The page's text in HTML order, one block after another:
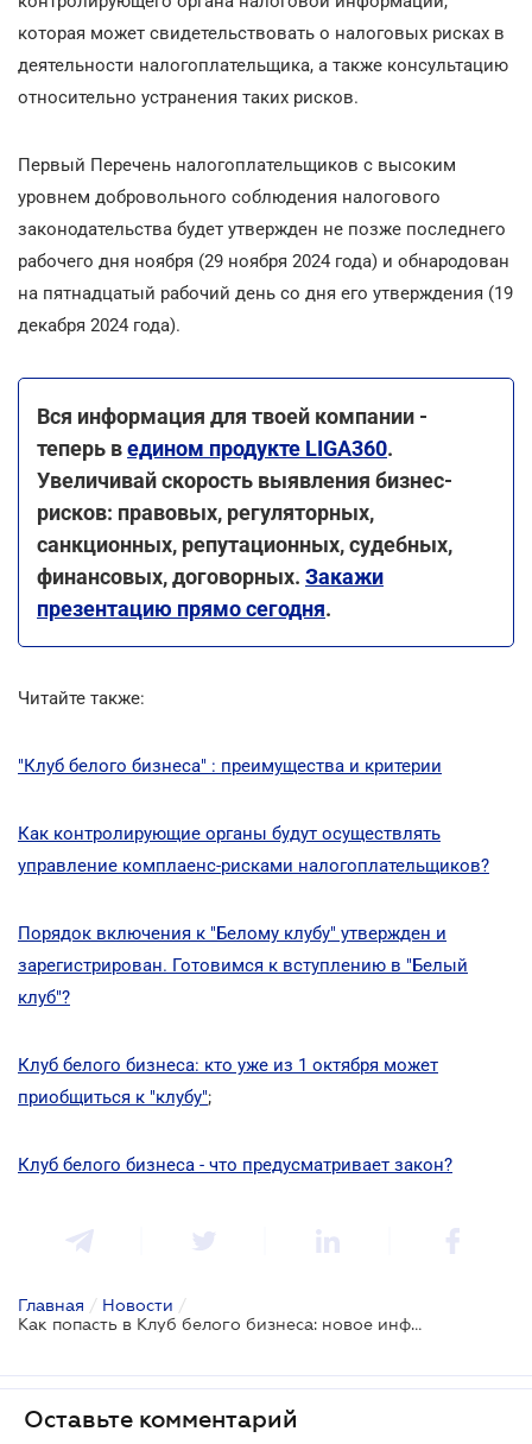
которая может свидетельствовать о налоговых рисках в
деятельности налогоплательщика, а также консультацию
относительно устранения таких рисков.
Первый Перечень налогоплательщиков с высоким
уровнем добровольного соблюдения налогового
законодательства будет утвержден не позже последнего
рабочего дня ноября (29 ноября 2024 года) и обнародован
на пятнадцатый рабочий день со дня его утверждения (19
декабря 2024 года).
Вся информация для твоей компании -
теперь ведином продукте LIGA360.
Увеличивай скорость выявления бизнес-
рисков: правовых, регуляторных,
санкционных, репутационных, судебных,
финансовых, договорных. Закажи
презентацию прямо сегодня.
Читайте также:
"Клуб белого бизнеса" : преимущества и критерии
Как контролирующие органы будут осуществлять
управление комплаенс-рисками налогоплательщиков?
Порядок включения к "Белому клубу" утвержден и
зарегистрирован. Готовимся к вступлению в "Белый
клуб"?
Клуб белого бизнеса: кто уже из 1 октября может
приобщиться к "клубу";
Клуб белого бизнеса - что предусматривает закон?
Главная / Новости /
Как попасть в Клуб белого бизнеса: новое информационное письмо от ГНС
Оставьте комментарий